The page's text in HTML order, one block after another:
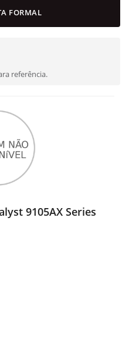
FORMAL
referência.
9105AX Series